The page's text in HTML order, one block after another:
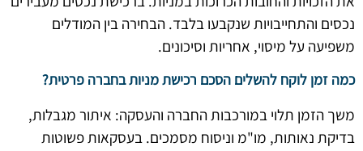
נכסים והתחייבויות שנקבעו בלבד. הבחירה בין המודלים
משפיעה על מיסוי, אחריות וסיכונים.
כמה זמן לוקח להשלים הסכם רכישת מניות בחברה פרטית?
משך הזמן תלוי במורכבות החברה והעסקה: איתור מגבלות,
בדיקת נאותות, מו"מ וניסוח מסמכים. בעסקאות פשוטות